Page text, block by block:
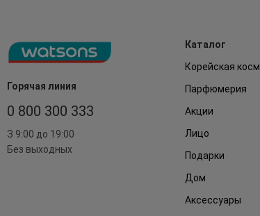
Горячая линия
0 800 300 333
З 9:00 до 19:00
Без выходных
Каталог
Корейская
Парфюмерия
Акции
Лицо
Подарки
Дом
Аксессуары